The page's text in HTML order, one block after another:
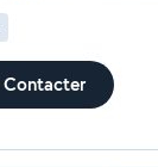
Contacter